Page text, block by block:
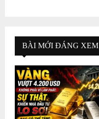
BÀI MỚI ĐÁNG XEM